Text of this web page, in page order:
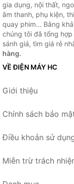
gia dụng, nội thất,
âm thanh, phụ kiện,
quay phim... Bằng
chúng tôi đã tổng
sánh giá, tìm giá rẻ
hàng.
VỀ ĐIỆN MÁY HC
Giới thiệu
Chính sách bảo
Điều khoản sử
Miễn trừ trách